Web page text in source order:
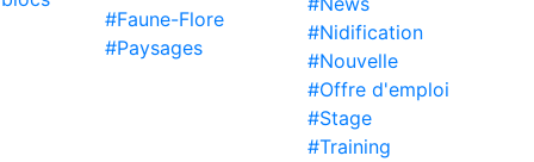
#Faune-Flore
#Paysages
#Nidification
#Nouvelle
#Offre d'emploi
#Stage
#Training